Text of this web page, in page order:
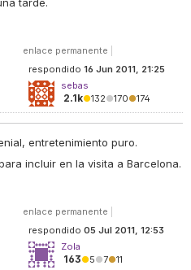
enlace permanente
respondido 16 Jun 2011, 21:25
sebas
2.1k●132●170●174
entretenimiento puro.
incluir en la visita a Barcelona.
enlace permanente
respondido 05 Jul 2011, 12:53
Zola
163●5●7●11